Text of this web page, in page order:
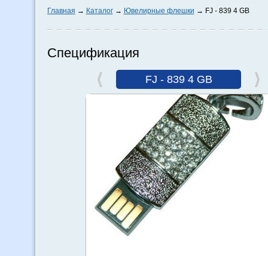
Главная Каталог Ювелирные флешки FJ - 839 4 GB
Спецификация
FJ - 839 4 GB